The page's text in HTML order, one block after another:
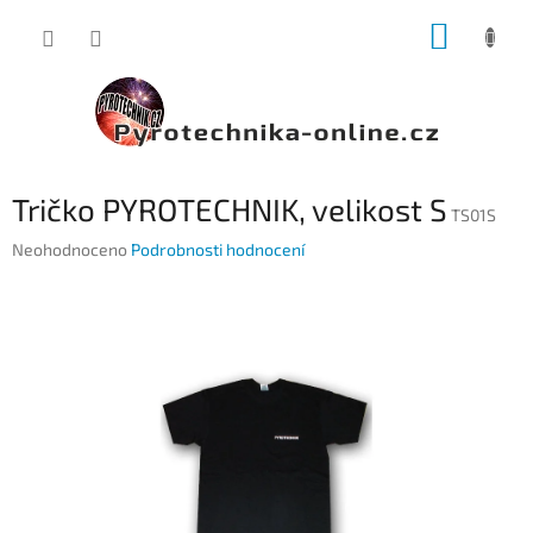
Tričko PYROTECHNIK, velikost S TS01S
Průměrné
Neohodnoceno Podrobnosti hodnocení